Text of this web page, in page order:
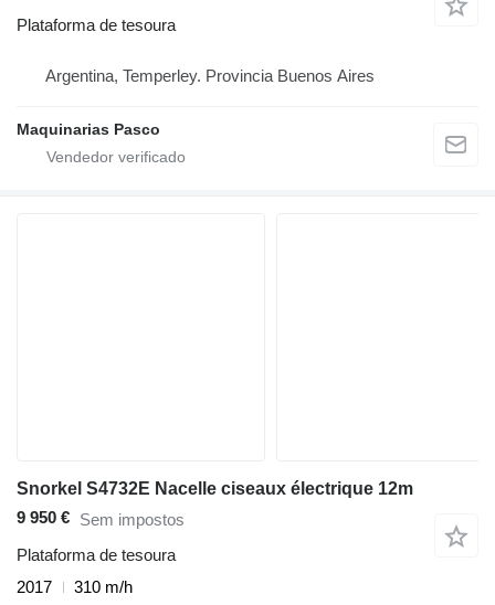
Plataforma de tesoura
Argentina, Temperley. Provincia Buenos Aires
Maquinarias Pasco
Snorkel S4732E Nacelle ciseaux électrique 12m
9 950 € Sem impostos
Plataforma de tesoura
2017
310 m/h